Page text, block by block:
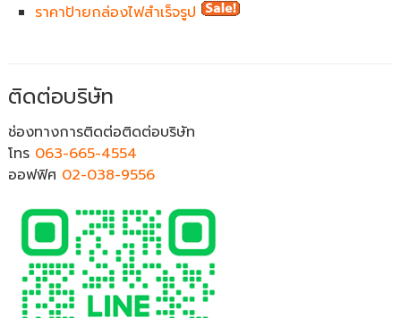
ราคาป้ายกล่องไฟสำเร็จรูป
ติดต่อบริษัท
ช่องทางการติดต่อติดต่อบริษัท
โทร 063-665-4554
ออฟฟิศ 02-038-9556